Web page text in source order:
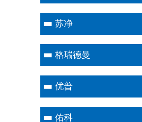
苏净
格瑞德曼
优普
佑科